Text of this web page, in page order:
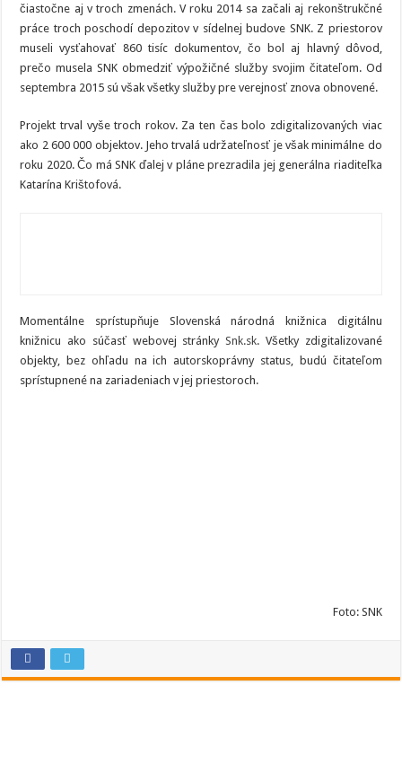
čiastočne aj v troch zmenách. V roku 2014 sa začali aj rekonštrukčné
práce troch poschodí depozitov v sídelnej budove SNK. Z priestorov
museli vysťahovať 860 tisíc dokumentov, čo bol aj hlavný dôvod,
prečo musela SNK obmedziť výpožičné služby svojim čitateľom. Od
septembra 2015 sú však všetky služby pre verejnosť znova obnovené.
Projekt trval vyše troch rokov. Za ten čas bolo zdigitalizovaných viac
ako 2 600 000 objektov. Jeho trvalá udržateľnosť je však minimálne do
roku 2020. Čo má SNK ďalej v pláne prezradila jej generálna riaditeľka
Katarína Krištofová.
Momentálne sprístupňuje Slovenská národná knižnica digitálnu
knižnicu ako súčasť webovej stránkySnk.sk. Všetky zdigitalizované
objekty, bez ohľadu na ich autorskoprávny status, budú čitateľom
sprístupnené na zariadeniach v jej priestoroch.
Foto: SNK